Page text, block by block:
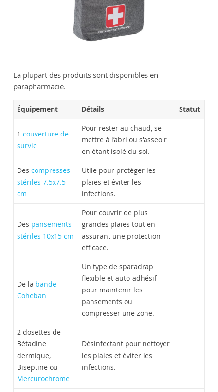
La plupart des produits sont disponibles en
parapharmacie.
Équipement Détails Statut
1couverture de
survie
Pour rester au chaud, se
mettre à l’abri ou s'asseoir
en étant isolé du sol.
Descompresses
stériles 7.5x7.5
cm
Utile pour protéger les
plaies et éviter les
infections.
Des pansements
stériles 10x15 cm
Pour couvrir de plus
grandes plaies tout en
assurant une protection
efficace.
De la bande
Coheban
Un type de sparadrap
flexible et auto-adhésif
pour maintenir les
pansements ou
compresser une zone.
2 dosettes de
Bétadine
dermique,
Biseptine ou
Mercurochrome
Désinfectant pour nettoyer
les plaies et éviter les
infections.